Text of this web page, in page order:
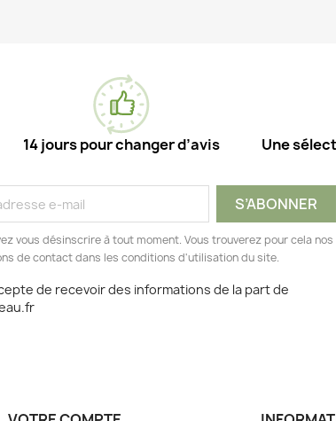
14 jours pour changer d’avis Une
vous désinscrire à tout moment. Vous trouverez pour cela nos
de contact dans les conditions d'utilisation du site.
de recevoir des informations de la part de